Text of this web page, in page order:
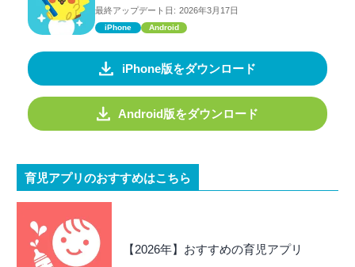
最終アップデート日: 2026年3月17日
iPhone Android
iPhone版をダウンロード
Android版をダウンロード
育児アプリのおすすめはこちら
【2026年】おすすめの育児アプリ